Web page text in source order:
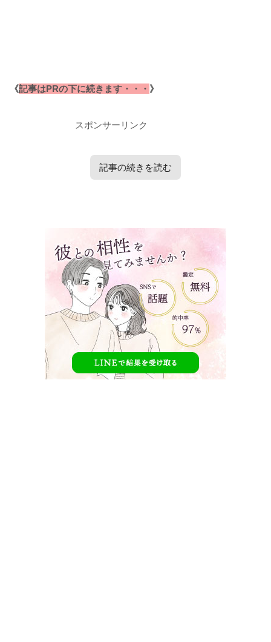
《記事はPRの下に続きます・・・ 》
スポンサーリンク
記事の続きを読む
タップで見たい内容へ移動